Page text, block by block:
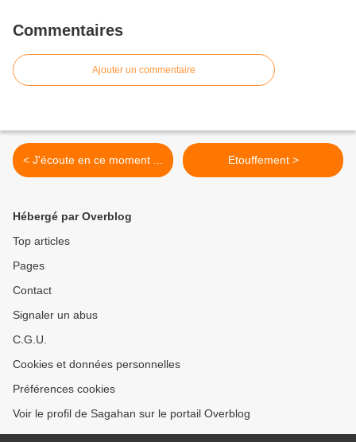
Commentaires
Ajouter un commentaire
< J'écoute en ce moment ... Etouffement >
Hébergé par Overblog
Top articles
Pages
Contact
Signaler un abus
C.G.U.
Cookies et données personnelles
Préférences cookies
Voir le profil de Sagahan sur le portail Overblog